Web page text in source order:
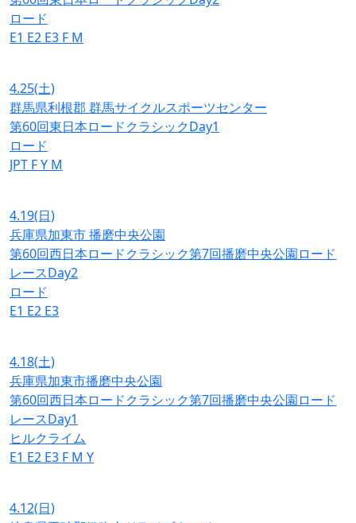
ロード
E1 E2 E3 F M
4.25(土)
群馬県利根郡 群馬サイクルスポーツセンター
第60回東日本ロードクラシックDay1
ロード
JPT FY M
4.19(日)
兵庫県加東市 播磨中央公園
第60回西日本ロードクラシック第7回播磨中央公園ロード
レースDay2
ロード
E1 E2 E3
4.18(土)
兵庫県加東市播磨中央公園
第60回西日本ロードクラシック第7回播磨中央公園ロード
レースDay1
ヒルクライム
E1 E2 E3 F M Y
4.12(日)